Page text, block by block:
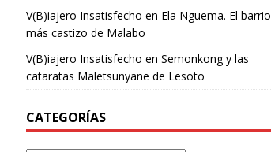
V(B)iajero Insatisfecho en Ela Nguema. El barrio
más castizo de Malabo
V(B)iajero Insatisfecho en Semonkong y las
cataratas Maletsunyane de Lesoto
CATEGORÍAS